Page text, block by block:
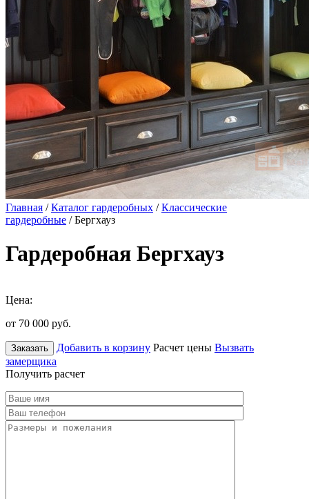
Главная /Каталог гардеробных /Классические
гардеробные / Бергхауз
Гардеробная Бергхауз
Цена:
от 70 000 руб.
Заказать Добавить в корзину Расчет цены Вызвать
замерщика
Получить расчет